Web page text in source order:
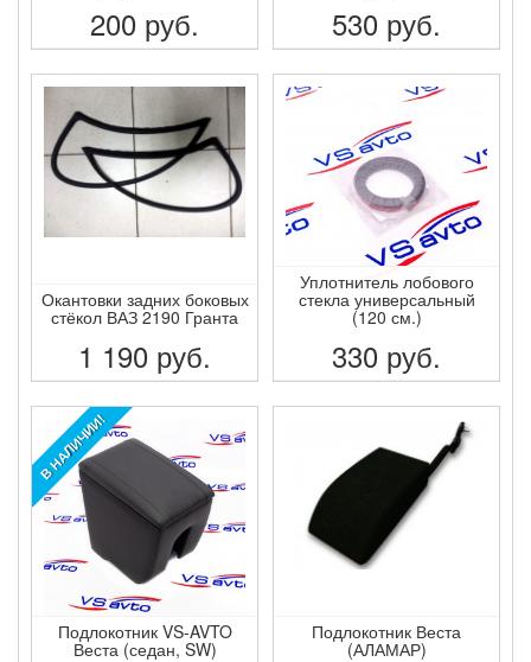
200 руб.
ПОДРОБНЕЕ
530 руб.
ПОДРОБНЕЕ
Окантовки задних боковых
стёкол ВАЗ 2190 Гранта
1 190 руб.
ПОДРОБНЕЕ
Уплотнитель лобового
стекла универсальный
(120 см.)
330 руб.
ПОДРОБНЕЕ
В НАЛИЧИИ!
Подлокотник VS-AVTO
Веста (седан, SW)
Подлокотник Веста
(АЛАМАР)